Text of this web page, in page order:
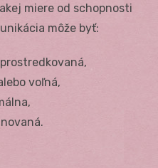
miere od schopnosti
môže byť:
voľná,